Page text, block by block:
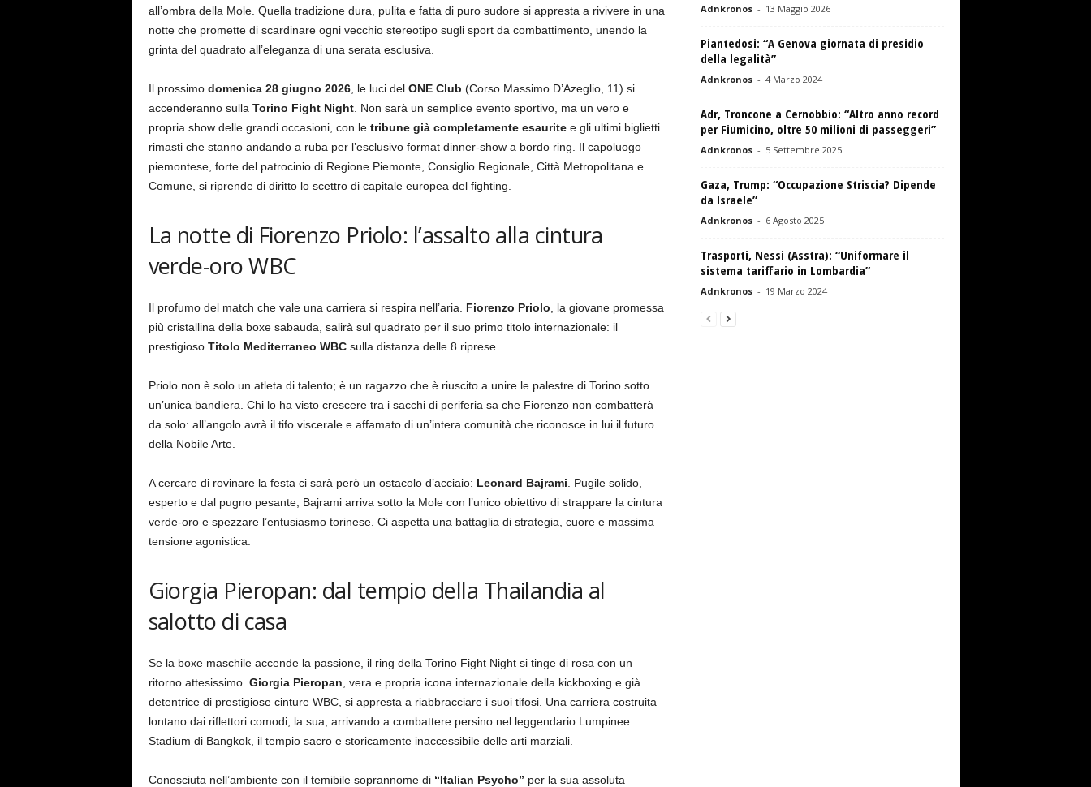
all’ombra della Mole. Quella tradizione dura, pulita e fatta di puro sudore si appresta a rivivere in una
notte che promette di scardinare ogni vecchio stereotipo sugli sport da combattimento, unendo la
grinta del quadrato all’eleganza di una serata esclusiva.
Il prossimo domenica 28 giugno 2026, le luci del ONE Club (Corso Massimo D’Azeglio, 11) si
accenderanno sulla Torino Fight Night. Non sarà un semplice evento sportivo, ma un vero e
propria show delle grandi occasioni, con le tribune già completamente esauritee gli ultimi biglietti
rimasti che stanno andando a ruba per l’esclusivo format dinner-show a bordo ring. Il capoluogo
piemontese, forte del patrocinio di Regione Piemonte, Consiglio Regionale, Città Metropolitana e
Comune, si riprende di diritto lo scettro di capitale europea del fighting.
La notte di Fiorenzo Priolo: l’assalto alla cintura
verde-oro WBC
Il profumo del match che vale una carriera si respira nell’aria. Fiorenzo Priolo , la giovane promessa
più cristallina della boxe sabauda, salirà sul quadrato per il suo primo titolo internazionale: il
prestigioso Titolo Mediterraneo WBCsulla distanza delle 8 riprese.
Priolo non è solo un atleta di talento; è un ragazzo che è riuscito a unire le palestre di Torino sotto
un’unica bandiera. Chi lo ha visto crescere tra i sacchi di periferia sa che Fiorenzo non combatterà
da solo: all’angolo avrà il tifo viscerale e affamato di un’intera comunità che riconosce in lui il futuro
della Nobile Arte.
A cercare di rovinare la festa ci sarà però un ostacolo d’acciaio: Leonard Bajrami . Pugile solido,
esperto e dal pugno pesante, Bajrami arriva sotto la Mole con l’unico obiettivo di strappare la cintura
verde-oro e spezzare l’entusiasmo torinese. Ci aspetta una battaglia di strategia, cuore e massima
tensione agonistica.
Giorgia Pieropan: dal tempio della Thailandia al
salotto di casa
Se la boxe maschile accende la passione, il ring della Torino Fight Night si tinge di rosa con un
ritorno attesissimo. Giorgia Pieropan , vera e propria icona internazionale della kickboxing e già
detentrice di prestigiose cinture WBC, si appresta a riabbracciare i suoi tifosi. Una carriera costruita
lontano dai riflettori comodi, la sua, arrivando a combattere persino nel leggendario Lumpinee
Stadium di Bangkok, il tempio sacro e storicamente inaccessibile delle arti marziali.
Conosciuta nell’ambiente con il temibile soprannome di “Italian Psycho” per la sua assoluta
Adnkronos - 13 Maggio 2026
Piantedosi: “A Genova giornata di presidio
della legalità”
Adnkronos - 4 Marzo 2024
Adr, Troncone a Cernobbio: “Altro anno record
per Fiumicino, oltre 50 milioni di passeggeri”
Adnkronos - 5 Settembre 2025
Gaza, Trump: “Occupazione Striscia? Dipende
da Israele”
Adnkronos - 6 Agosto 2025
Trasporti, Nessi (Asstra): “Uniformare il
sistema tariffario in Lombardia”
Adnkronos - 19 Marzo 2024